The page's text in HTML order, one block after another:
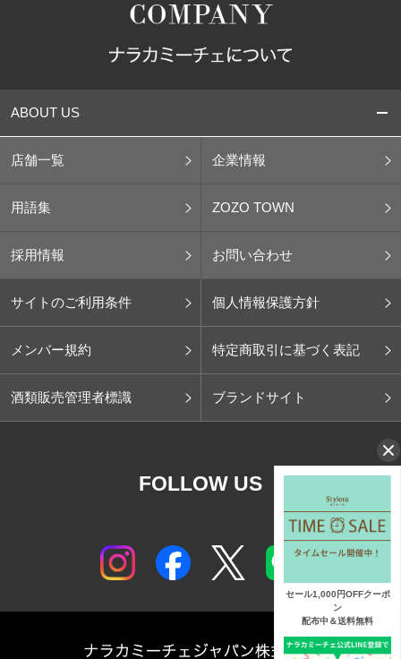
ABOUT US
店舗一覧 企業情報
用語集 ZOZO TOWN
採用情報 お問い合わせ
サイトのご利用条件 個人情報保護方針
メンバー規約 特定商取引に基づく表記
酒類販売管理者標識 ブランドサイト
FOLLOW US
セール1,000円OFFクーポ
ン
配布中＆送料無料